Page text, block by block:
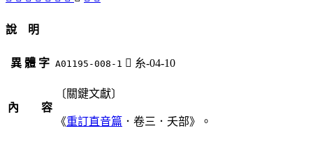
說 明
異 體 字 A01195-008-1 󱭦 糸-04-10
內 容
〔關鍵文獻〕
《重訂直音篇 ．卷三．夭部》。